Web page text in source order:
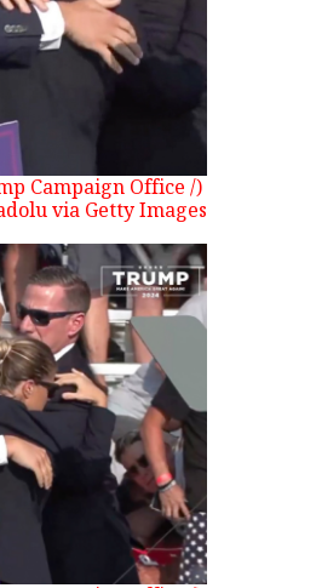
Campaign Office /
via Getty Images)